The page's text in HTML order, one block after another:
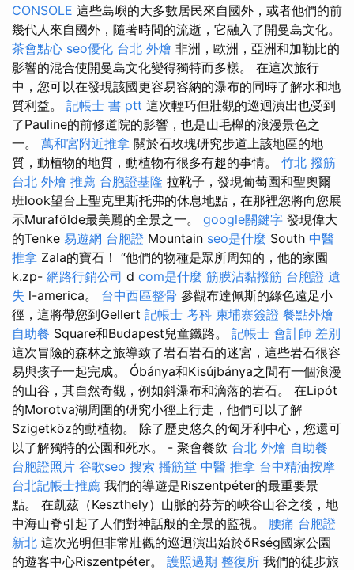
CONSOLE 這些島嶼的大多數居民來自國外，或者他們的前
幾代人來自國外，隨著時間的流逝，它融入了開曼島文化。
茶會點心 seo優化 台北 外燴 非洲，歐洲，亞洲和加勒比的
影響的混合使開曼島文化變得獨特而多樣。 在這次旅行
中，您可以在發現該國更容易容納的瀑布的同時了解水和地
質利益。 記帳士 書 ptt 這次輕巧但壯觀的巡迴演出也受到
了Pauline的前修道院的影響，也是山毛櫸的浪漫景色之
一。 萬和宮附近推拿 關於石玫瑰研究步道上該地區的地
質，動植物的地質，動植物有很多有趣的事情。 竹北 撥筋
台北 外燴 推薦 台胞證基隆 拉靴子，發現葡萄園和聖奧爾
班look望台上聖克里斯托弗的休息地點，在那裡您將向您展
示Murafölde最美麗的全景之一。 google關鍵字 發現偉大
的Tenke 易遊網 台胞證 Mountain seo是什麼 South 中醫
推拿 Zala的寶石！ “他們的物種是眾所周知的，他的家園
k.zp- 網路行銷公司 d com是什麼 筋膜沾黏撥筋 台胞證 遺
失 l-america。 台中西區整骨 參觀布達佩斯的綠色遠足小
徑，這將帶您到Gellert 記帳士 考科 柬埔寨簽證 餐點外燴
自助餐 Square和Budapest兒童鐵路。 記帳士 會計師 差別
這次冒險的森林之旅導致了岩石岩石的迷宮，這些岩石很容
易與孩子一起完成。 Óbánya和Kisújbánya之間有一個浪漫
的山谷，其自然奇觀，例如斜瀑布和滴落的岩石。 在Lipót
的Morotva湖周圍的研究小徑上行走，他們可以了解
Szigetköz的動植物。 除了歷史悠久的匈牙利中心，您還可
以了解獨特的公園和死水。 - 聚會餐飲 台北 外燴 自助餐
台胞證照片 谷歌seo 搜索 播筋堂 中醫 推拿 台中精油按摩
台北記帳士推薦 我們的導遊是Riszentpéter的最重要景
點。 在凱茲（Keszthely）山脈的芬芳的峽谷山谷之後，地
中海山脊引起了人們對神話般的全景的監視。 腰痛 台胞證
新北 這次光明但非常壯觀的巡迴演出始於őRség國家公園
的遊客中心Riszentpéter。 護照過期 整復所 我們的徒步旅